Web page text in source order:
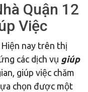
Quận 12
Việc
Hiện nay trên thị
các dịch vụ giúp
giúp việc chăm
chọn được một